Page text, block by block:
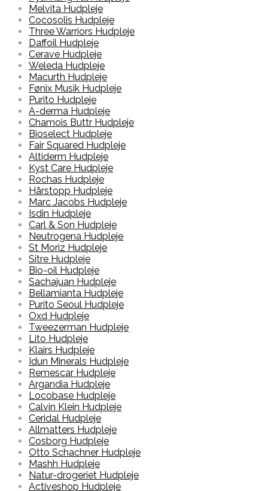
Melvita Hudpleje
Cocosolis Hudpleje
Three Warriors Hudpleje
Daffoil Hudpleje
Cerave Hudpleje
Weleda Hudpleje
Macurth Hudpleje
Fønix Musik Hudpleje
Purito Hudpleje
A-derma Hudpleje
Chamois Buttr Hudpleje
Bioselect Hudpleje
Fair Squared Hudpleje
Altiderm Hudpleje
Kyst Care Hudpleje
Rochas Hudpleje
Hårstopp Hudpleje
Marc Jacobs Hudpleje
Isdin Hudpleje
Carl & Son Hudpleje
Neutrogena Hudpleje
St Moriz Hudpleje
Sitre Hudpleje
Bio-oil Hudpleje
Sachajuan Hudpleje
Bellamianta Hudpleje
Purito Seoul Hudpleje
Oxd Hudpleje
Tweezerman Hudpleje
Lito Hudpleje
Klairs Hudpleje
Idun Minerals Hudpleje
Remescar Hudpleje
Argandia Hudpleje
Locobase Hudpleje
Calvin Klein Hudpleje
Ceridal Hudpleje
Allmatters Hudpleje
Cosborg Hudpleje
Otto Schachner Hudpleje
Mashh Hudpleje
Natur-drogeriet Hudpleje
Activeshop Hudpleje